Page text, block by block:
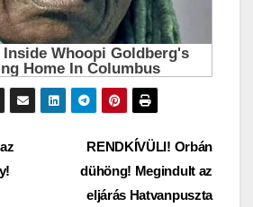
RENDKÍVÜLI! Orbán
dühöng! Megindult az
eljárás Hatvanpuszta